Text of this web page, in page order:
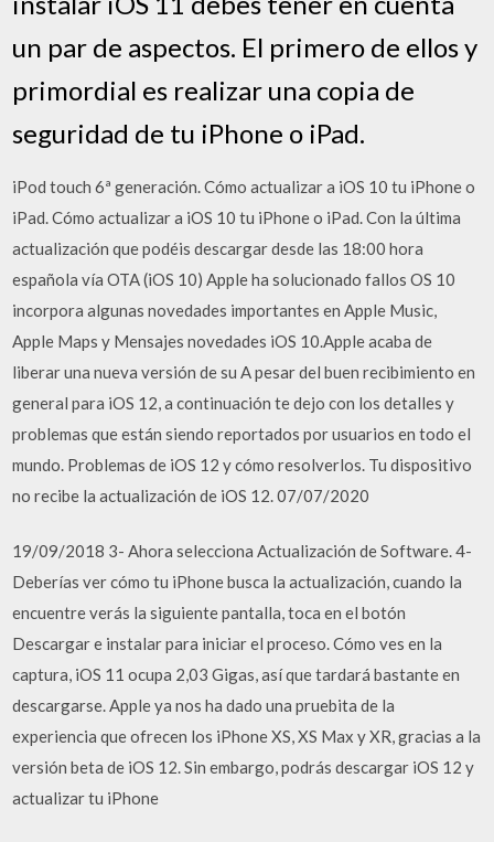
un par de aspectos. El primero de ellos y
primordial es realizar una copia de
seguridad de tu iPhone o iPad.
iPod touch 6ª generación. Cómo actualizar a iOS 10 tu iPhone o
iPad. Cómo actualizar a iOS 10 tu iPhone o iPad. Con la última
actualización que podéis descargar desde las 18:00 hora
española vía OTA (iOS 10) Apple ha solucionado fallos OS 10
incorpora algunas novedades importantes en Apple Music,
Apple Maps y Mensajes novedades iOS 10.Apple acaba de
liberar una nueva versión de su A pesar del buen recibimiento en
general para iOS 12, a continuación te dejo con los detalles y
problemas que están siendo reportados por usuarios en todo el
mundo. Problemas de iOS 12 y cómo resolverlos. Tu dispositivo
no recibe la actualización de iOS 12. 07/07/2020
19/09/2018 3- Ahora selecciona Actualización de Software. 4-
Deberías ver cómo tu iPhone busca la actualización, cuando la
encuentre verás la siguiente pantalla, toca en el botón
Descargar e instalar para iniciar el proceso. Cómo ves en la
captura, iOS 11 ocupa 2,03 Gigas, así que tardará bastante en
descargarse. Apple ya nos ha dado una pruebita de la
experiencia que ofrecen los iPhone XS, XS Max y XR, gracias a la
versión beta de iOS 12. Sin embargo, podrás descargar iOS 12 y
actualizar tu iPhone